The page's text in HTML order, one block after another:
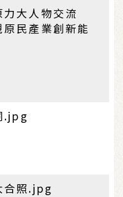
力大人物交流
民產業創新能
.jpg
合照.jpg